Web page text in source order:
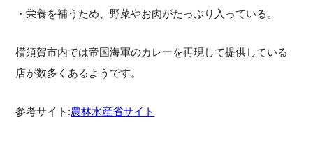
・栄養を補うため、野菜やお肉がたっぷり入っている。
横須賀市内では帝国海軍のカレーを再現して提供している
店が数多くあるようです。
参考サイト:農林水産省サイト